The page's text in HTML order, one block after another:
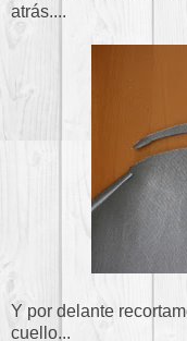
atrás....
Y por delante
cuello...